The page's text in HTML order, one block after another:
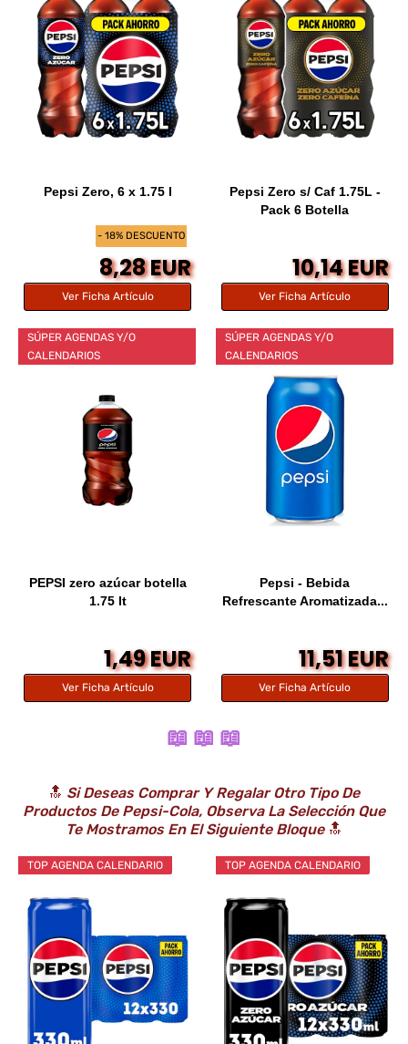
- 18% DESCUENTO
Pepsi Zero, 6 x 1.75 l
8,28 EUR
Ver Ficha Artículo
Pepsi Zero s/ Caf 1.75L -
Pack 6 Botella
10,14 EUR
Ver Ficha Artículo
SÚPER AGENDAS Y/O
CALENDARIOS
PEPSI zero azúcar botella
1.75 lt
1,49 EUR
Ver Ficha Artículo
SÚPER AGENDAS Y/O
CALENDARIOS
Pepsi - Bebida
Refrescante Aromatizada...
11,51 EUR
Ver Ficha Artículo
📖 📖 📖
🔝 Si Deseas Comprar Y Regalar Otro Tipo De
Productos De Pepsi-Cola, Observa La Selección Que
Te Mostramos En El Siguiente Bloque🔝
TOP AGENDA CALENDARIO TOP AGENDA CALENDARIO